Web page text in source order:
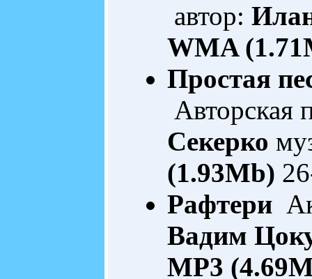
автор:
WMA
Простая
Авторская
Секерко
(1.93Mb)
Рафтери
Вадим
MP3